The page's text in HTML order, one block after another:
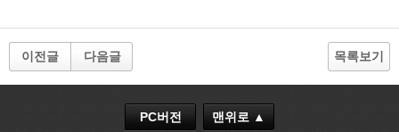
이전글 다음글 목록보기
PC버전 맨위로 ▲